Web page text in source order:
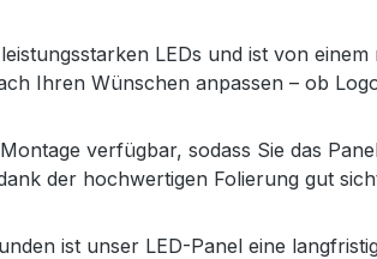
LEDs und ist von
Ihren Wünschen anpassen – ob
verfügbar, sodass Sie das
der hochwertigen Folierung gut
ist unser LED-Panel eine